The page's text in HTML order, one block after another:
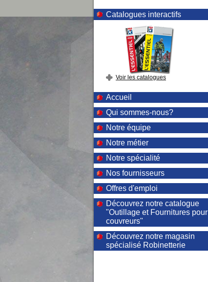
Catalogues interactifs
Voir les catalogues
Accueil
Qui sommes-nous?
Notre équipe
Notre métier
Notre spécialité
Nos fournisseurs
Offres d'emploi
Découvrez notre catalogue
"Outillage et Fournitures pour
couvreurs"
Découvrez notre magasin
spécialisé Robinetterie